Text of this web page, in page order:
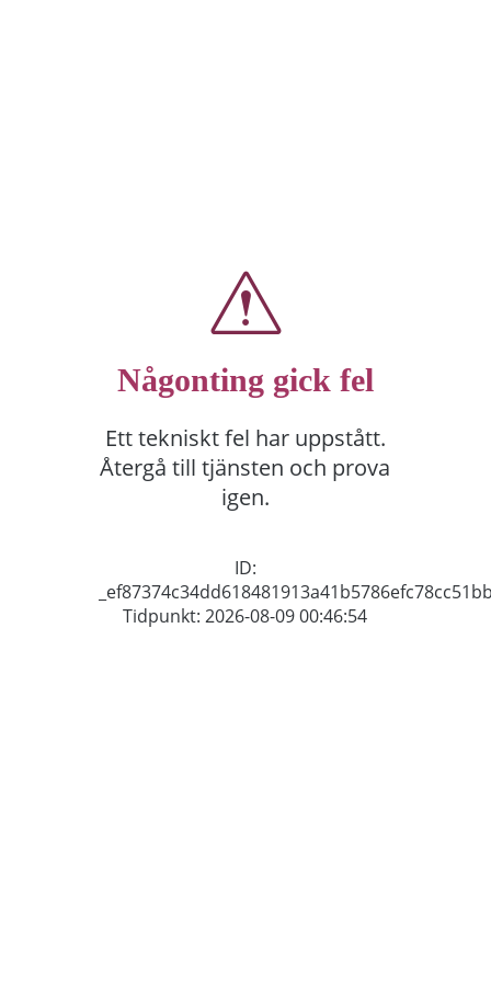
Någonting gick fel
Ett tekniskt fel har uppstått.
Återgå till tjänsten och prova
igen.
ID:
Tidpunkt: 2026-08-09 00:46:54